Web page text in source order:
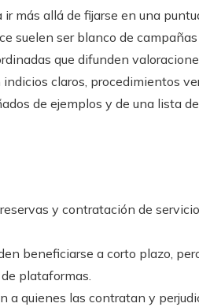
más allá de fijarse en una
suelen ser blanco de
que difunden
claros, procedimientos
de ejemplos y de una lista
y contratación de
beneficiarse a corto plazo,
plataformas.
a quienes las contratan y